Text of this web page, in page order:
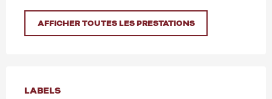
AFFICHER TOUTES LES PRESTATIONS
OFFRES DE PRESTATIONS
LABELS
LABELS